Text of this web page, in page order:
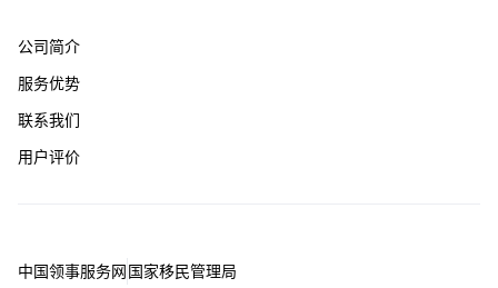
公司简介
服务优势
联系我们
用户评价
中国领事服务网国家移民管理局